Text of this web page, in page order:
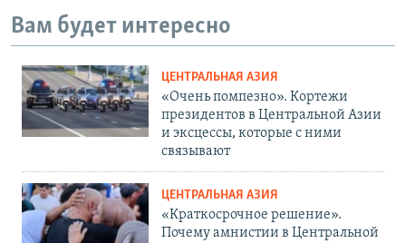
Вам будет интересно
ЦЕНТРАЛЬНАЯ АЗИЯ
«Очень помпезно». Кортежи
президентов в Центральной Азии
и эксцессы, которые с ними
связывают
ЦЕНТРАЛЬНАЯ АЗИЯ
«Краткосрочное решение».
Почему амнистии в Центральной